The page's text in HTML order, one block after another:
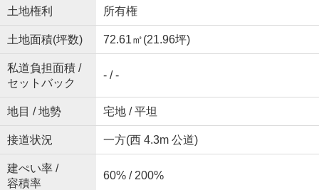
土地権利 所有権
土地面積(坪数) 72.61㎡(21.96坪)
私道負担面積 /
セットバック
- / -
地目 / 地勢 宅地 / 平坦
接道状況 一方(西 4.3m 公道)
建ぺい率 /
容積率
60% / 200%